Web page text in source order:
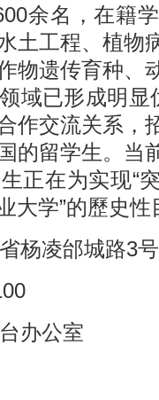
余名，在籍
土工程、植物
物遗传育种、
域已形成明
作交流关系，
的留学生。当
正在为实现“
大学”的歷史
凌邰城路3号
办公室